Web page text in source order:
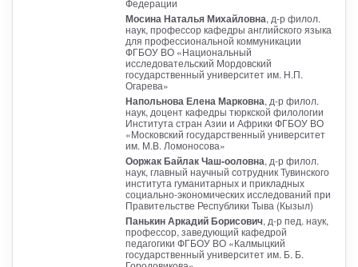
Мосина Наталья Михайловна, д-р филол.
наук, профессор кафедры английского языка
для профессиональной коммуникации
ФГБОУ ВО «Национальный
исследовательский Мордовский
государственный университет им. Н.П.
Огарева»
Напольнова Елена Марковна, д-р филол.
наук, доцент кафедры тюркской филологии
Института стран Азии и Африки ФГБОУ ВО
«Московский государственный университет
им. М.В. Ломоносова»
Ооржак Байлак Чаш-ооловна, д-р филол.
наук, главный научный сотрудник Тувинского
института гуманитарных и прикладных
социально-экономических исследований при
Правительстве Республики Тыва (Кызыл)
Панькин Аркадий Борисович, д-р пед. наук,
профессор, заведующий кафедрой
педагогики ФГБОУ ВО «Калмыцкий
государственный университет им. Б. Б.